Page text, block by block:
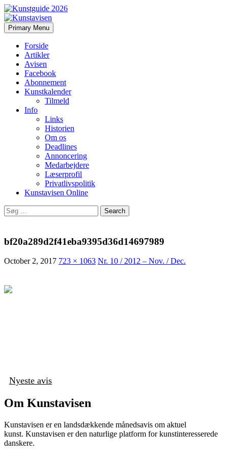
Kunstavisen
Search
Primary Menu Skip
to
Forside
Artikler
Avisen
Facebook
Abonnement
Kunstkalender
Tilmeld
Info
Links
Historien
Om os
Deadlines
Annoncering
Medarbejdere
Læserprofil
Privatlivspolitik
Kunstavisen Online
Search
for:
bf20a289d2f41eba9395d36d14697989
October 2, 2017 723 × 1063 Nr. 10 / 2012 – Nov. / Dec.
Nyeste avis
Om Kunstavisen
Kunstavisen er en landsdækkende månedsavis om aktuel
kunst. Kunstavisen er den naturlige platform for kunstinteresserede
danskere.